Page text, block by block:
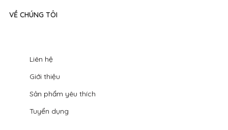
VỀ CHÚNG TÔI
Liên hệ
Giới thiệu
Sản phẩm yêu thích
Tuyển dụng